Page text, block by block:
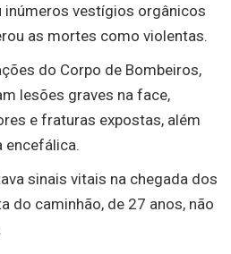
inúmeros vestígios orgânicos
as mortes como violentas.
do Corpo de Bombeiros,
lesões graves na face,
e fraturas expostas, além
encefálica.
sinais vitais na chegada dos
do caminhão, de 27 anos, não